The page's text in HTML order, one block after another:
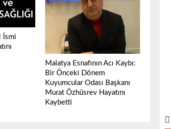
İsmi
Malatya Esnafının Acı Kaybı:
Bir Önceki Dönem
Kuyumcular Odası Başkanı
Murat Özhüsrev Hayatını
Kaybetti